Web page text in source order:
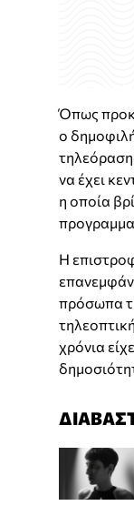
Όπως
ο
να έχει
η οποία
Η
πρόσωπα
χρόνια